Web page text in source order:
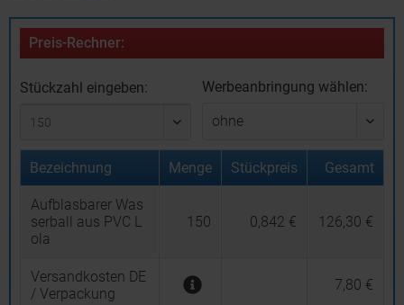
Preis-Rechner:
Stückzahl eingeben: Werbeanbringung wählen:
Bezeichnung Menge Stückpreis Gesamt
Aufblasbarer Was
serball aus PVC L
ola
150 0,842 € 126,30 €
Versandkosten DE
/ Verpackung
7,80 €